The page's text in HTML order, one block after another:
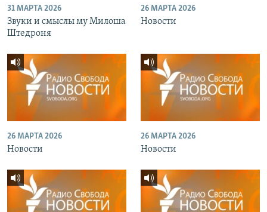
31 МАРТА 2026
Звуки и смыслы му Милоша
Штедроня
26 МАРТА 2026
Новости
26 МАРТА 2026
Новости
26 МАРТА 2026
Новости